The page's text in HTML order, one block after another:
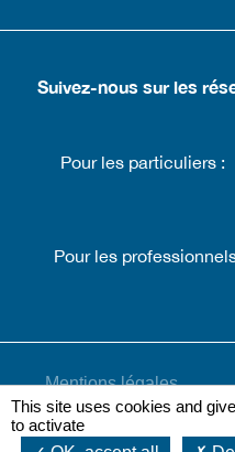
Suivez-nous sur les
Pour les particuliers :
Pour les
Mentions légales
This site uses cookies and
to activate